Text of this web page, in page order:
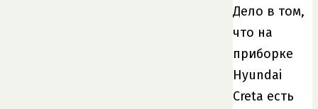
Дело в том,
что на
приборке
Hyundai
Creta есть